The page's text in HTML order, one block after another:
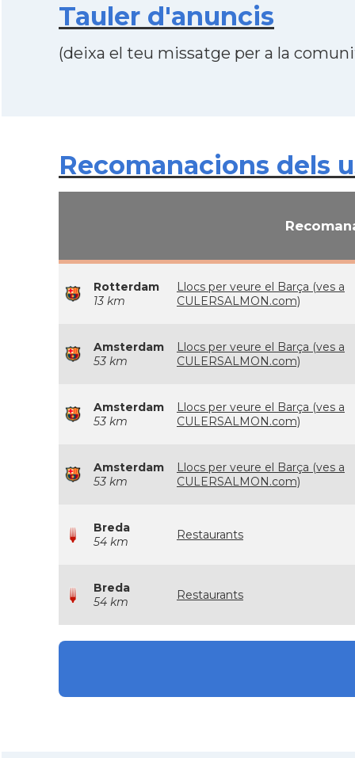
Tauler d'anuncis
(deixa el teu missatge per a la
Recomanacions dels
Rotterdam
13 km
Llocs per veure el Barça (ves a
CULERSALMON.com)
Amsterdam
53 km
Llocs per veure el Barça (ves a
CULERSALMON.com)
Amsterdam
53 km
Llocs per veure el Barça (ves a
CULERSALMON.com)
Amsterdam
53 km
Llocs per veure el Barça (ves a
CULERSALMON.com)
Breda
54 km
Restaurants
Breda
54 km
Restaurants